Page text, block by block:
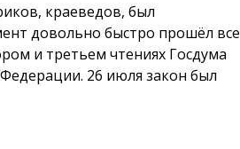
краеведов, был
довольно быстро прошёл все
и третьем чтениях Госдума
26 июля закон был